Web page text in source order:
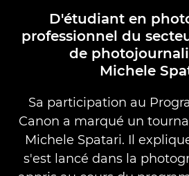
Histoires
D'étudiant en
professionnel du
de
Michele
Sa participation au
Canon a marqué un
Michele Spatari. Il
s'est lancé dans la